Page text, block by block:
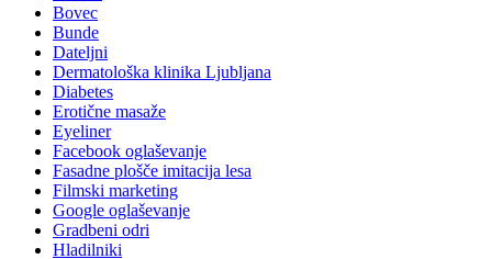
Bovec
Bunde
Dateljni
Dermatološka klinika Ljubljana
Diabetes
Erotične masaže
Eyeliner
Facebook oglaševanje
Fasadne plošče imitacija lesa
Filmski marketing
Google oglaševanje
Gradbeni odri
Hladilniki